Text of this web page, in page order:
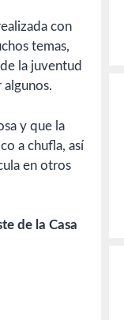
con
temas,
la juventud
y que la
a chufla, así
en otros
de la Casa